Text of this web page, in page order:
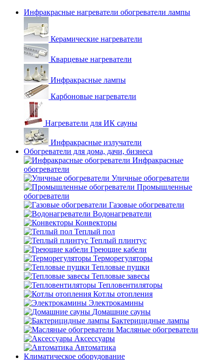
Инфракрасные нагреватели обогреватели лампы
Керамические нагреватели
Кварцевые нагреватели
Инфракрасные лампы
Карбоновые нагреватели
Нагреватели для ИК сауны
Инфракрасные излучатели
Обогреватели для дома, дачи, бизнеса
Инфракрасные
обогреватели
Уличные обогреватели
Промышленные
обогреватели
Газовые обогреватели
Водонагреватели
Конвекторы
Теплый пол
Теплый плинтус
Греющие кабели
Терморегуляторы
Тепловые пушки
Тепловые завесы
Тепловентиляторы
Котлы отопления
Электрокамины
Домашние сауны
Бактерицидные лампы
Масляные обогреватели
Аксессуары
Автоматика
Климатическое оборудование